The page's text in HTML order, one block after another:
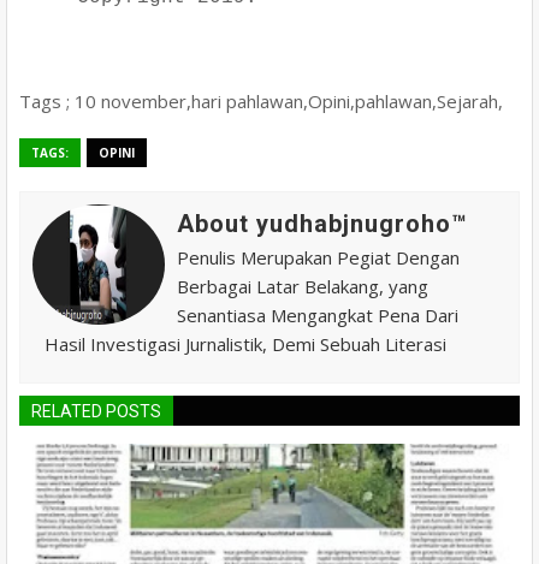
Tags ; 10 november,hari pahlawan,Opini,pahlawan,Sejarah,
TAGS: OPINI
About yudhabjnugroho™️
Penulis Merupakan Pegiat Dengan
Berbagai Latar Belakang, yang
Senantiasa Mengangkat Pena Dari
Hasil Investigasi Jurnalistik, Demi Sebuah Literasi
RELATED POSTS